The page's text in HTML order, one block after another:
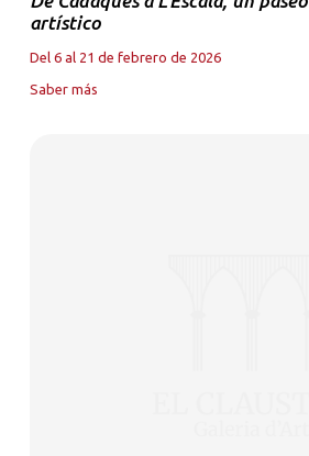
artístico
Del 6 al 21 de febrero de 2026
Saber más